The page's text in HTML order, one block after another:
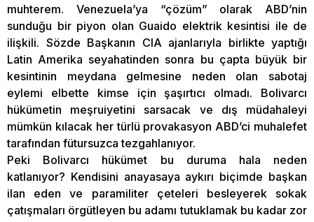
muhterem. Venezuela’ya “çözüm” olarak ABD’nin
sunduğu bir piyon olan Guaido elektrik kesintisi ile de
ilişkili. Sözde Başkanın CIA ajanlarıyla birlikte yaptığı
Latin Amerika seyahatinden sonra bu çapta büyük bir
kesintinin meydana gelmesine neden olan sabotaj
eylemi elbette kimse için şaşırtıcı olmadı. Bolivarcı
hükümetin meşruiyetini sarsacak ve dış müdahaleyi
mümkün kılacak her türlü provakasyon ABD’ci muhalefet
tarafından fütursuzca tezgahlanıyor.
Peki Bolivarcı hükümet bu duruma hala neden
katlanıyor? Kendisini anayasaya aykırı biçimde başkan
ilan eden ve paramiliter çeteleri besleyerek sokak
çatışmaları örgütleyen bu adamı tutuklamak bu kadar zor